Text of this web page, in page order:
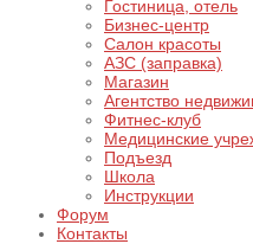
Гостиница, отель
Бизнес-центр
Салон красоты
АЗС (заправка)
Магазин
Агентство
Фитнес-клуб
Медицинские
Подъезд
Школа
Инструкции
Форум
Контакты